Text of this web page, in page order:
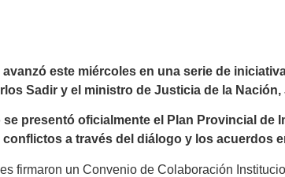
este miércoles en una serie de
Sadir y el ministro de Justicia de la
presentó oficialmente el Plan Provincial de
a través del diálogo y los acuerdos
firmaron un Convenio de Colaboración